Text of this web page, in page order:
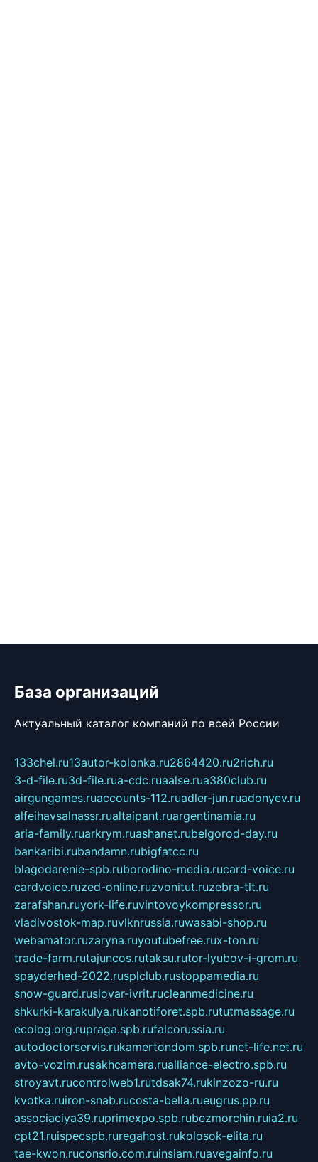
База организаций
Актуальный каталог компаний по всей России
133chel.ru13autor-kolonka.ru2864420.ru2rich.ru
3-d-file.ru3d-file.rua-cdc.ruaalse.rua380club.ru
airgungames.ruaccounts-112.ruadler-jun.ruadonyev.ru
alfeihavsalnassr.rualtaipant.ruargentinamia.ru
aria-family.ruarkrym.ruashanet.rubelgorod-day.ru
bankaribi.rubandamn.rubigfatcc.ru
blagodarenie-spb.ruborodino-media.rucard-voice.ru
cardvoice.ruzed-online.ruzvonitut.ruzebra-tlt.ru
zarafshan.ruyork-life.ruvintovoykompressor.ru
vladivostok-map.ruvlknrussia.ruwasabi-shop.ru
webamator.ruzaryna.ruyoutubefree.rux-ton.ru
trade-farm.rutajuncos.rutaksu.rutor-lyubov-i-grom.ru
spayderhed-2022.rusplclub.rustoppamedia.ru
snow-guard.ruslovar-ivrit.rucleanmedicine.ru
shkurki-karakulya.rukanotiforet.spb.rututmassage.ru
ecolog.org.rupraga.spb.rufalcorussia.ru
autodoctorservis.rukamertondom.spb.runet-life.net.ru
avto-vozim.rusakhcamera.rualliance-electro.spb.ru
stroyavt.rucontrolweb1.rutdsak74.rukinzozo-ru.ru
kvotka.ruiron-snab.rucosta-bella.rueugrus.pp.ru
associaciya39.ruprimexpo.spb.rubezmorchin.ruia2.ru
cpt21.ruispecspb.ruregahost.rukolosok-elita.ru
tae-kwon.ruconsrio.com.ruinsiam.ruavegainfo.ru